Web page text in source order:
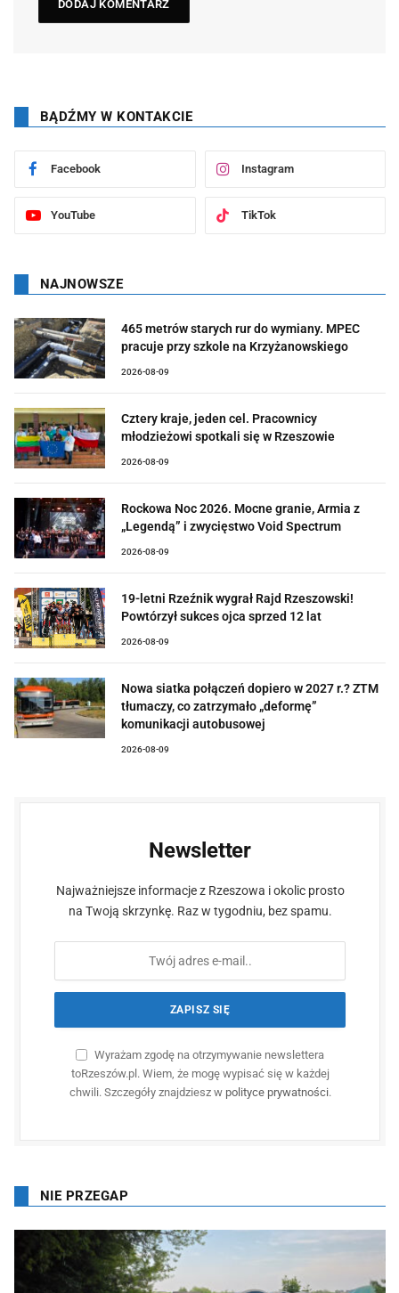
BĄDŹMY W KONTAKCIE
Facebook Instagram
YouTube TikTok
NAJNOWSZE
465 metrów starych rur do wymiany. MPEC
pracuje przy szkole na Krzyżanowskiego
2026-08-09
Cztery kraje, jeden cel. Pracownicy
młodzieżowi spotkali się w Rzeszowie
2026-08-09
Rockowa Noc 2026. Mocne granie, Armia z
„Legendą” i zwycięstwo Void Spectrum
2026-08-09
19-letni Rzeźnik wygrał Rajd Rzeszowski!
Powtórzył sukces ojca sprzed 12 lat
2026-08-09
Nowa siatka połączeń dopiero w 2027 r.? ZTM
tłumaczy, co zatrzymało „deformę”
komunikacji autobusowej
2026-08-09
Newsletter
Najważniejsze informacje z Rzeszowa i okolic prosto
na Twoją skrzynkę. Raz w tygodniu, bez spamu.
Wyrażam zgodę na otrzymywanie newslettera
toRzeszów.pl. Wiem, że mogę wypisać się w każdej
chwili. Szczegóły znajdziesz w polityce prywatności.
NIE PRZEGAP